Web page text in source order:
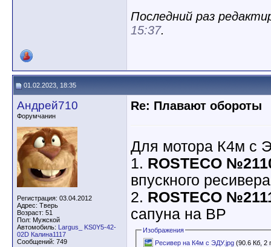
Последний раз
15:37.
01.02.2023, 18:35
Андрей710
Форумчанин
Регистрация: 03.04.2012
Адрес: Тверь
Возраст: 51
Пол: Мужской
Автомобиль: Largus_ KS0Y5-42-
02D Калина1117
Сообщений: 749
Re: Плавают обороты
Для мотора К4м с
1. ROSTECO
впускного ресивера
2. ROSTECO
сапуна на ВР
Изображения
Ресивер на К4м с ЭДУ.jpg (90.6 Кб, 2